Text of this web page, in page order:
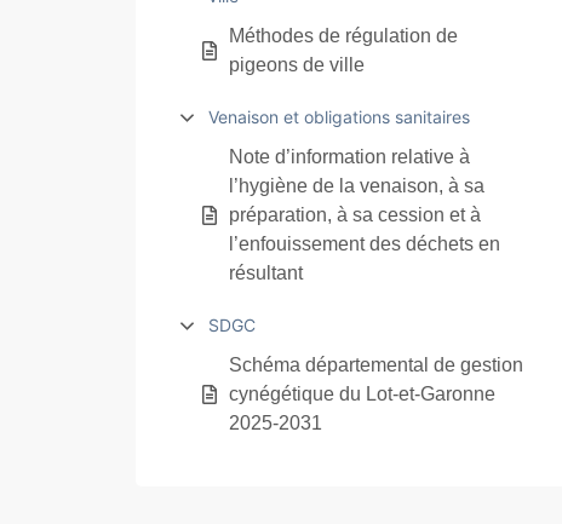
Méthodes de régulation de
pigeons de ville
Venaison et obligations sanitaires
Note d’information relative à
l’hygiène de la venaison, à sa
préparation, à sa cession et à
l’enfouissement des déchets en
résultant
SDGC
Schéma départemental de gestion
cynégétique du Lot-et-Garonne
2025-2031